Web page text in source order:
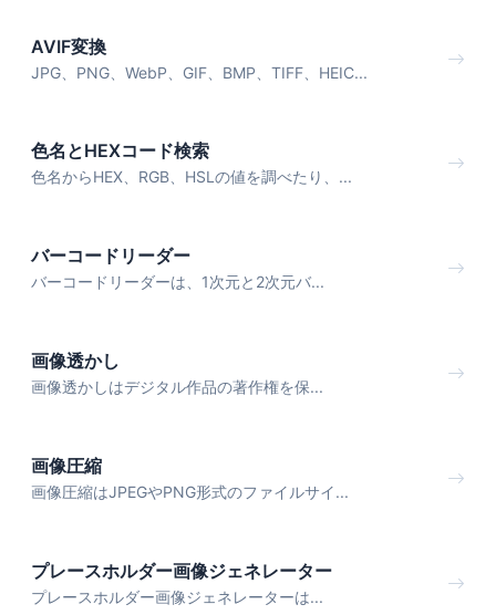
AVIF変換
JPG、PNG、WebP、GIF、BMP、TIFF、HEIC...
色名とHEXコード検索
色名からHEX、RGB、HSLの値を調べたり、...
バーコードリーダー
バーコードリーダーは、1次元と2次元バ...
画像透かし
画像透かしはデジタル作品の著作権を保...
画像圧縮
画像圧縮はJPEGやPNG形式のファイルサイ...
プレースホルダー画像ジェネレーター
プレースホルダー画像ジェネレーターは...